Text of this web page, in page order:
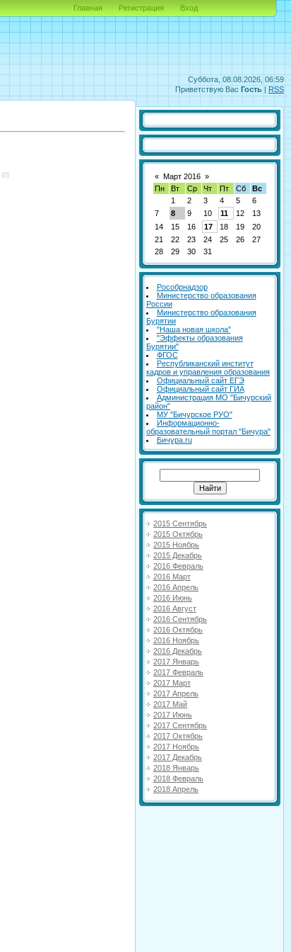
Суббота, 08.08.2026, 06:59
Приветствую Вас Гость | RSS
Главная Регистрация Вход
(0) « Март 2016 »
Пн
Вт Ср Чт Пт Сб
Вс
1
2 3 4 5
6
7
8 9 10 11 12
13
14
15 16 17 18 19
20
21
22 23 24 25 26
27
28
29 30 31
Рособрнадзор
Министерство образования
России
Министерство образования
Бурятии
"Наша новая школа"
"Эффекты образования
Бурятии"
ФГОС
Республиканский институт
кадров и управления образования
Официальный сайт ЕГЭ
Официальный сайт ГИА
Администрация МО "Бичурский
район"
МУ "Бичурское РУО"
Информационно-
образовательный портал "Бичура"
Бичура.ru
2015 Сентябрь
2015 Октябрь
2015 Ноябрь
2015 Декабрь
2016 Февраль
2016 Март
2016 Апрель
2016 Июнь
2016 Август
2016 Сентябрь
2016 Октябрь
2016 Ноябрь
2016 Декабрь
2017 Январь
2017 Февраль
2017 Март
2017 Апрель
2017 Май
2017 Июнь
2017 Сентябрь
2017 Октябрь
2017 Ноябрь
2017 Декабрь
2018 Январь
2018 Февраль
2018 Апрель